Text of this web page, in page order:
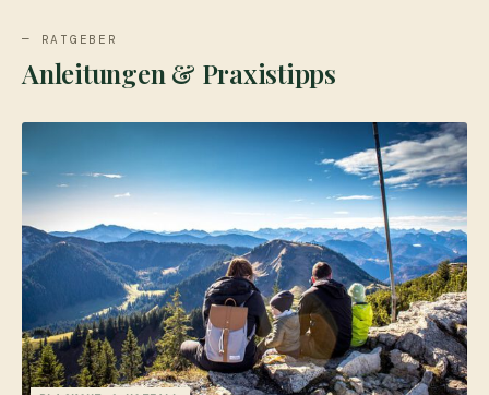
— RATGEBER
Anleitungen & Praxistipps